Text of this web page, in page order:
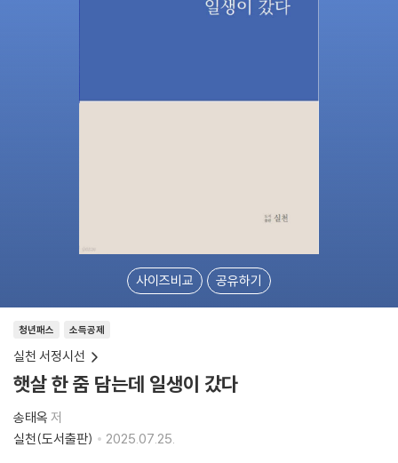
사이즈비교 공유하기
소득공제
청년패스
실천 서정시선
햇살 한 줌 담는데 일생이 갔다
송태옥 저
실천(도서출판)
2025.07.25.